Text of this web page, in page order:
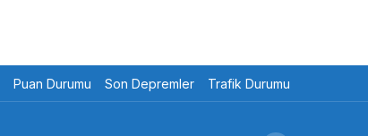
Puan Durumu Son Depremler Trafik Durumu